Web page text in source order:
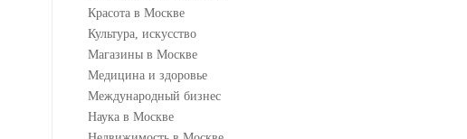
Красота в Москве
Культура, искусство
Магазины в Москве
Медицина и здоровье
Международный бизнес
Наука в Москве